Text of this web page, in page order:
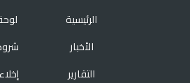
الرئيسية
الأخبار
التقارير